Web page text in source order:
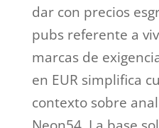
dar con precios
pubs referente a
marcas de
en EUR simplifica
contexto sobre